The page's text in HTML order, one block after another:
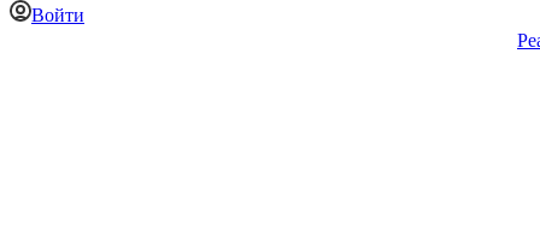
Войти